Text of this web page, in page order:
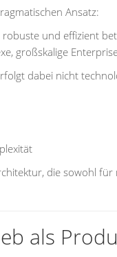
Ansatz:
und effizient
großskalige
dabei nicht
die sowohl
als